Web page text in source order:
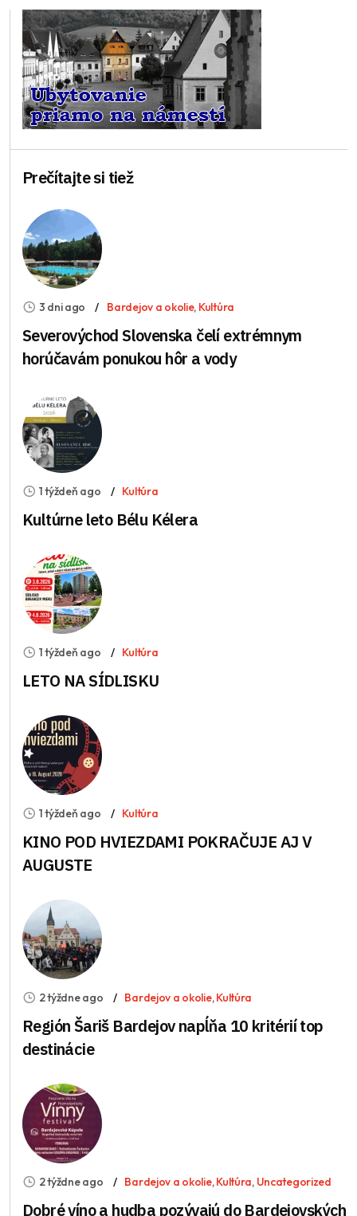
Prečítajte si tiež
3 dni ago Bardejov a okolie, Kultúra
Severovýchod Slovenska čelí extrémnym
horúčavám ponukou hôr a vody
1 týždeň ago Kultúra
Kultúrne leto Bélu Kélera
1 týždeň ago Kultúra
LETO NA SÍDLISKU
1 týždeň ago Kultúra
KINO POD HVIEZDAMI POKRAČUJE AJ V
AUGUSTE
2 týždne ago Bardejov a okolie,Kultúra
Región Šariš Bardejov napĺňa 10 kritérií top
destinácie
2 týždne ago Bardejov a okolie,Kultúra, Uncategorized
Dobré víno a hudba pozývajú do Bardejovských